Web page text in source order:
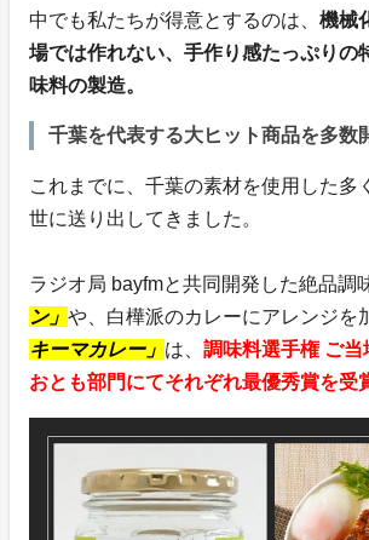
中でも私たちが得意とするのは、 機械
場では作れない、手作り感たっぷりの
味料の製造。
千葉を代表する大ヒット商品を多数
これまでに、千葉の素材を使用した多
世に送り出してきました。
ラジオ局 bayfmと共同開発した絶品調
ン」 や、白樺派のカレーにアレンジを
キーマカレー」 は、 調味料選手権 ご
おとも部門にてそれぞれ最優秀賞を受